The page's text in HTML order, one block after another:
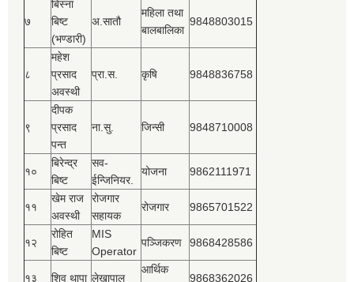
७
बिस्‍ना
बिष्‍ट
(भण्डारी)
अ.सातौ
महिला तथा
बालबालिका
9848803015
८
महेश
प्रसाद
अवस्थी
प्रा.स. कृषि 9848836758
९
दीपक
प्रसाद
पन्त
ना.सु. जिन्सी 9848710008
१०
बिरेन्द्र
बिष्‍ट
सव-
ईन्जिनियर.
योजना 9862111971
११
खेम राज
अवस्थी
रोजगार
सहायक
रोजगार 9865701522
१२
रोहित
बिष्‍ट
MIS
Operator
पञ्‍जिकरण 9868428586
१३ शिव थापा लेखापाल
आर्थिक
9868362026